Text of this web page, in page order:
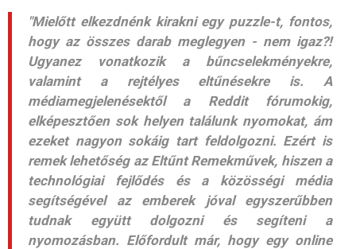
"Mielőtt elkezdnénk kirakni egy puzzle-t, fontos,
hogy az összes darab meglegyen - nem igaz?!
Ugyanez vonatkozik a bűncselekményekre,
valamint a rejtélyes eltűnésekre is. A
médiamegjelenésektől a Reddit fórumokig,
elképesztően sok helyen találunk nyomokat, ám
ezeket nagyon sokáig tart feldolgozni. Ezért is
remek lehetőség az Eltűnt Remekművek, hiszen a
technológiai fejlődés és a közösségi média
segítségével az emberek jóval egyszerűbben
tudnak együtt dolgozni és segíteni a
nyomozásban. Előfordult már, hogy egy online